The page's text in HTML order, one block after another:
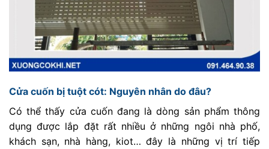
Cửa cuốn bị tuột cót: Nguyên nhân do đâu?
Có thể thấy cửa cuốn đang là dòng sản phẩm thông
dụng được lắp đặt rất nhiều ở những ngôi nhà phố,
khách sạn, nhà hàng, kiot… đây là những vị trí tiếp